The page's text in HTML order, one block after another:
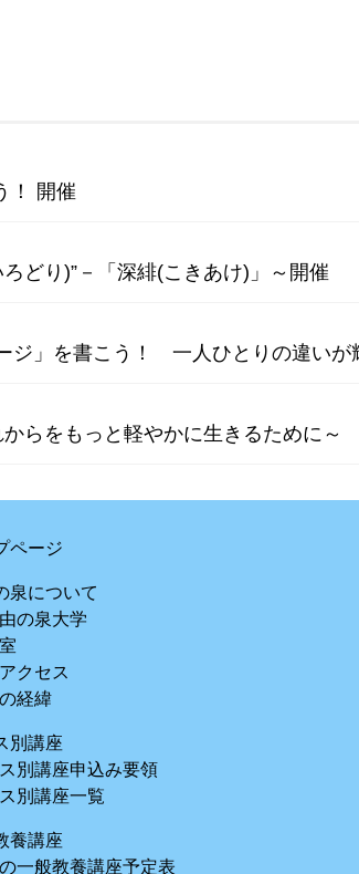
！ 開催
どり)”－「深緋(こきあけ)」～開催
ジ」を書こう！ 一人ひとりの違い
からをもっと軽やかに生きるために
ページ
泉について
の泉大学
クセス
経緯
別講座
別講座申込み要領
別講座一覧
養講座
一般教養講座予定表